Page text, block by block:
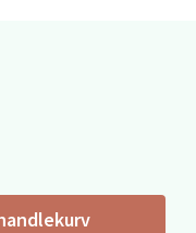
i Rana
Velg